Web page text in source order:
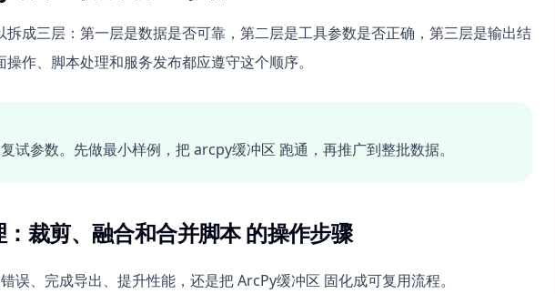
成三层：第一层是数据是否可靠，第二层是工具参数是否正确，第三层是输出结
作、脚本处理和服务发布都应遵守这个顺序。
试参数。先做最小样例，把 arcpy缓冲区 跑通，再推广到整批数据。
裁剪、融合和合并脚本 的操作步骤
误、完成导出、提升性能，还是把 ArcPy缓冲区 固化成可复用流程。